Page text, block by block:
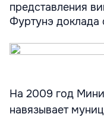
представления
Фуртунэ доклада
На 2009 год
навязывает